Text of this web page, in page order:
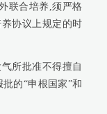
联合培养,须严格
协议上规定的时
所批准不得擅自
的“申根国家”和